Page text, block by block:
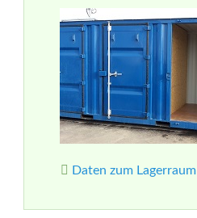
Daten zum Lagerraum